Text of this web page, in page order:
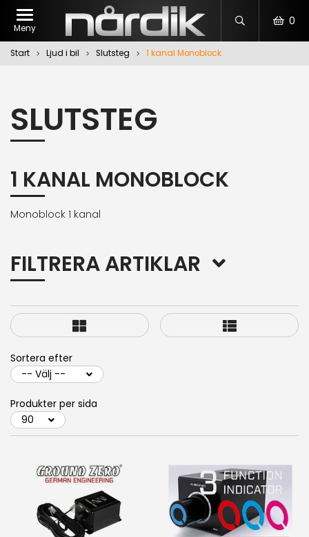
Start Ljud i bil Slutsteg 1 kanal Monoblock
SLUTSTEG
1 KANAL MONOBLOCK
Monoblock 1 kanal
FILTRERA ARTIKLAR
Sortera efter
Produkter per sida
Meny
0